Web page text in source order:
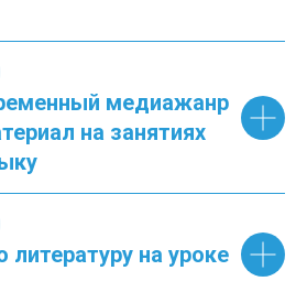
медиажанр
на занятиях
литературу на уроке